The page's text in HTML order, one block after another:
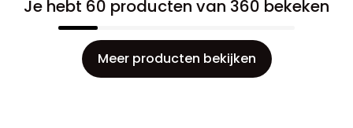
Je hebt 60 producten van 360 bekeken
Meer producten bekijken